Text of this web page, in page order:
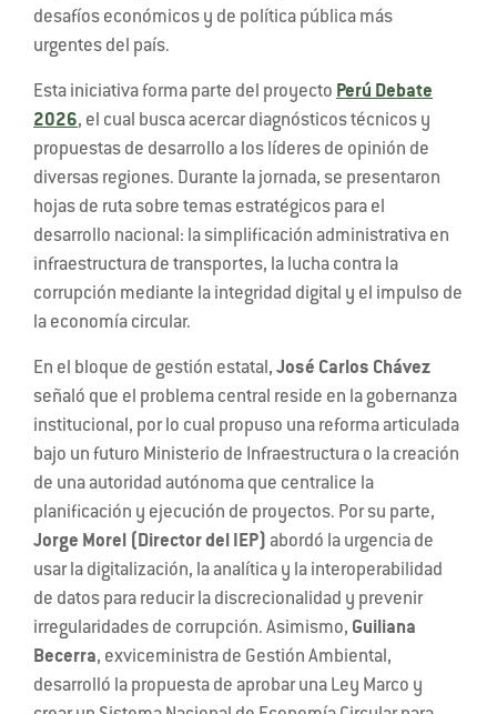
desafíos económicos y de política pública más
urgentes del país.
Esta iniciativa forma parte del proyecto Perú Debate
2026, el cual busca acercar diagnósticos técnicos y
propuestas de desarrollo a los líderes de opinión de
diversas regiones. Durante la jornada, se presentaron
hojas de ruta sobre temas estratégicos para el
desarrollo nacional: la simplificación administrativa en
infraestructura de transportes, la lucha contra la
corrupción mediante la integridad digital y el impulso de
la economía circular.
En el bloque de gestión estatal, José Carlos Chávez
señaló que el problema central reside en la gobernanza
institucional, por lo cual propuso una reforma articulada
bajo un futuro Ministerio de Infraestructura o la creación
de una autoridad autónoma que centralice la
planificación y ejecución de proyectos. Por su parte,
Jorge Morel (Director del IEP)
abordó la urgencia de
usar la digitalización, la analítica y la interoperabilidad
de datos para reducir la discrecionalidad y prevenir
irregularidades de corrupción. Asimismo, Guiliana
Becerra, exviceministra de Gestión Ambiental,
desarrolló la propuesta de aprobar una Ley Marco y